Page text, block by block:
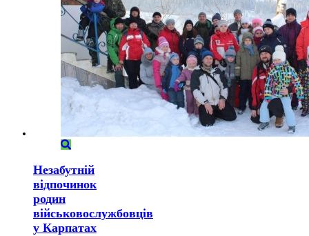
Незабутній
відпочинок
родин
військовослужбовців
у Карпатах